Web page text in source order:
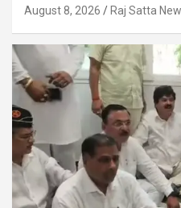
August 8, 2026 Raj Satta